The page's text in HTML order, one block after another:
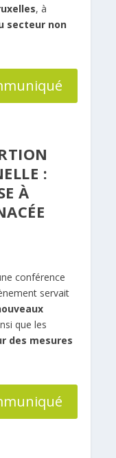
, à
secteur non
:
À
conférence
servait
que les
des mesures